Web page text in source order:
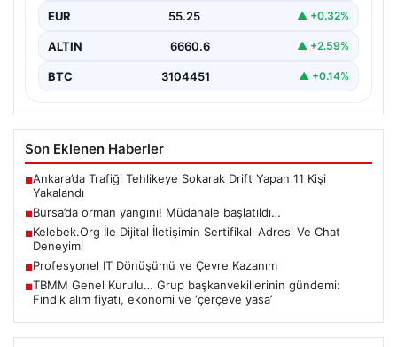
EUR 55.25 ▲ +0.32%
ALTIN 6660.6 ▲ +2.59%
BTC 3104451 ▲ +0.14%
Son Eklenen Haberler
■Ankara’da Trafiği Tehlikeye Sokarak Drift Yapan 11 Kişi
Yakalandı
■Bursa’da orman yangını! Müdahale başlatıldı…
■Kelebek.Org İle Dijital İletişimin Sertifikalı Adresi Ve Chat
Deneyimi
■Profesyonel IT Dönüşümü ve Çevre Kazanım
■TBMM Genel Kurulu… Grup başkanvekillerinin gündemi:
Fındık alım fiyatı, ekonomi ve ‘çerçeve yasa’